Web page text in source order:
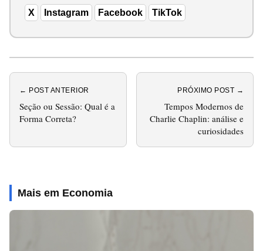
X Instagram Facebook TikTok
← POST ANTERIOR
Seção ou Sessão: Qual é a
Forma Correta?
PRÓXIMO POST →
Tempos Modernos de
Charlie Chaplin: análise e
curiosidades
Mais em Economia